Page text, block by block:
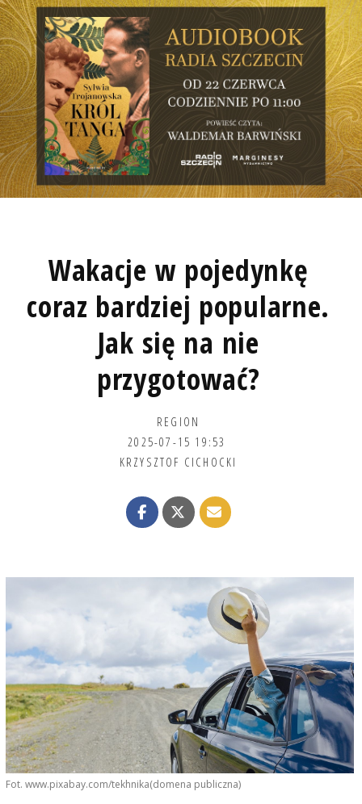
Wakacje w pojedynkę
coraz bardziej popularne.
Jak się na nie
przygotować?
REGION
2025-07-15 19:53
KRZYSZTOF CICHOCKI
Fot. www.pixabay.com/tekhnika(domena publiczna)